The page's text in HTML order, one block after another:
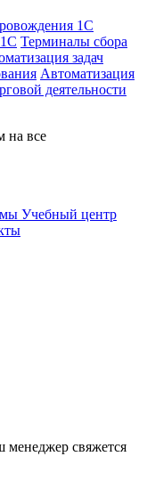
1С
Терминалы сбора
задач
Автоматизация
деятельности
на все
Учебный центр
менеджер свяжется